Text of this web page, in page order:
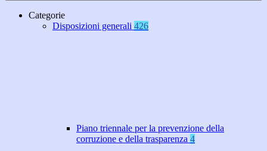
Categorie
Disposizioni generali 426
Piano triennale per la prevenzione della
corruzione e della trasparenza 4